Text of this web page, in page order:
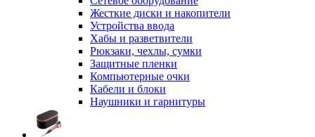
Жесткие диски и накопители
Устройства ввода
Хабы и разветвители
Рюкзаки, чехлы, сумки
Защитные пленки
Компьютерные очки
Кабели и блоки
Наушники и гарнитуры